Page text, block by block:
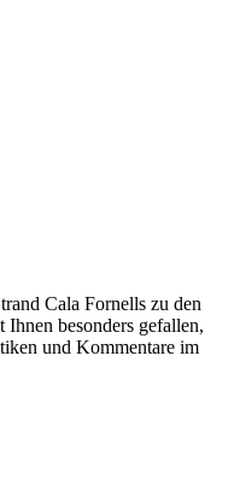
Cala Fornells zu den
Ihnen besonders gefallen,
und Kommentare im